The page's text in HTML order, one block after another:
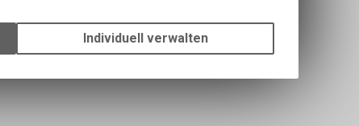
Funktionen unseres Online-Angebots, wie die
ermöglichen. Bitte beachten Sie, dass die
Individuell verwalten